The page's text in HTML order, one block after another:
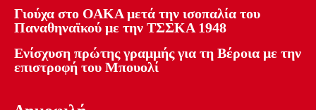
Γιούχα στο ΟΑΚΑ μετά την ισοπαλία του
Παναθηναϊκού με την ΤΣΣΚΑ 1948
Ενίσχυση πρώτης γραμμής για τη Βέροια με την
επιστροφή του Μπουολί